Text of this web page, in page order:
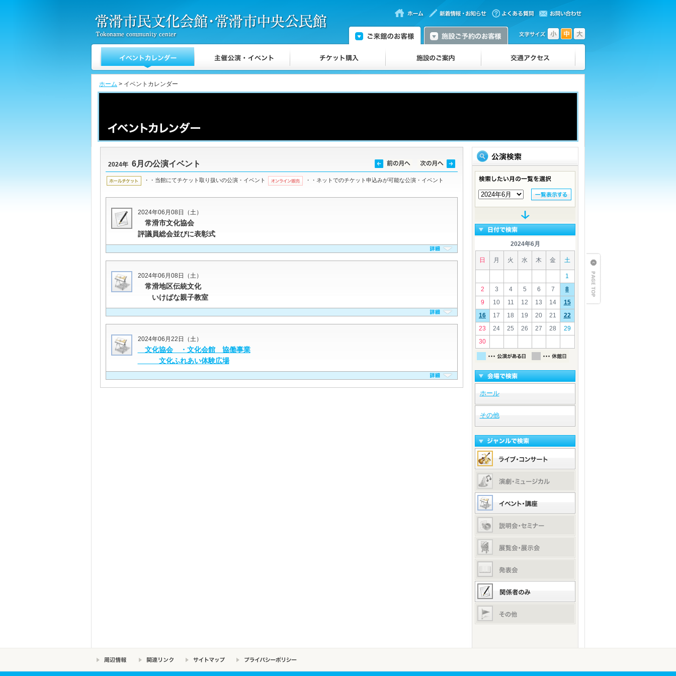
ホーム > イベントカレンダー
2024年 6月の公演イベント
・・当館にてチケット取り扱いの公演・イベント ・・ネットでのチケット申込みが可能な公演・イベント
2024年06月08日（土）
常滑市文化協会
評議員総会並びに表彰式
2024年06月08日（土）
常滑地区伝統文化
いけばな親子教室
2024年06月22日（土）
文化協会 ・文化会館 協働事業
文化ふれあい体験広場
2024年6月
日 月 火 水 木 金 土
1
2
3 4 5 6 7
8
9
10 11 12 13 14
15
16
17 18 19 20 21
22
23
24 25 26 27 28
29
30
ホール
その他